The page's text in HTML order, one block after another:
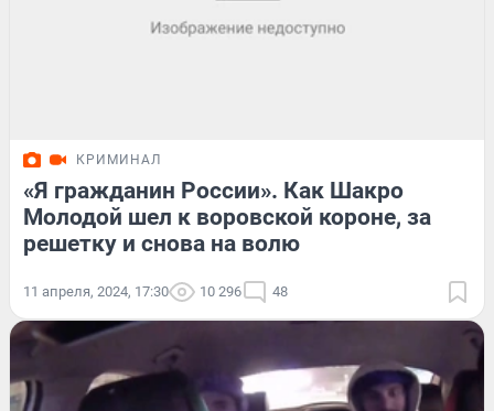
КРИМИНАЛ
«Я гражданин России». Как Шакро
Молодой шел к воровской короне, за
решетку и снова на волю
11 апреля, 2024, 17:30 10 296 48